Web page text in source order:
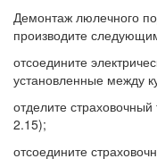
Демонтаж люлечного
производите
отсоедините
установленные между
отделите
2.15);
отсоедините